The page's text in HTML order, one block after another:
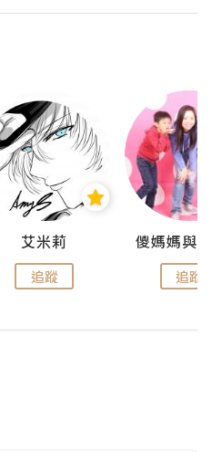
艾米莉
追蹤 追蹤